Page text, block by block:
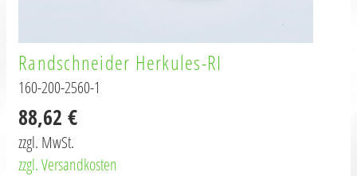
Randschneider Herkules-RI
160-200-2560-1
88,62 €
zzgl. MwSt.
zzgl. Versandkosten